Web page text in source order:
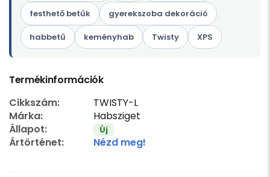
festhető betűk gyerekszoba dekoráció
habbetű keményhab Twisty XPS
Termékinformációk
Cikkszám:
TWISTY-L
Márka:
Habsziget
Állapot:
Új
Ártörténet: Nézd meg!